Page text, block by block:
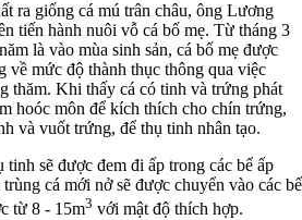
ra giống cá mú trân châu, ông Lương
tiến hành nuôi vỗ cá bố mẹ. Từ tháng 3
là vào mùa sinh sản, cá bố mẹ được
về mức độ thành thục thông qua việc
thăm. Khi thấy cá có tinh và trứng phát
hoóc môn để kích thích cho chín trứng,
và vuốt trứng, để thụ tinh nhân tạo.
sẽ được đem đi ấp trong các bể ấp
cá mới nở sẽ được chuyển vào các bể
từ 8 - 15m3 với mật độ thích hợp.